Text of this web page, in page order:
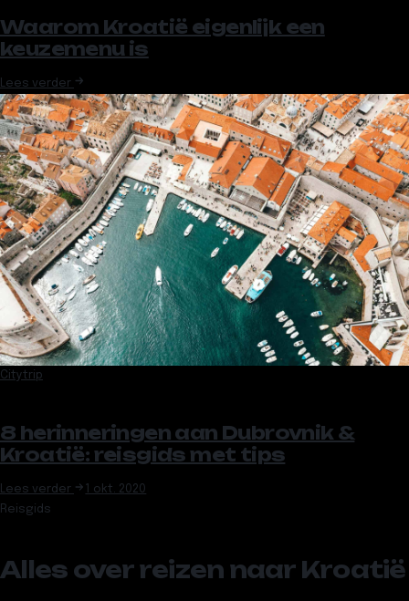
Waarom Kroatië eigenlijk een
keuzemenu is
Lees verder
Citytrip
8 herinneringen aan Dubrovnik &
Kroatië: reisgids met tips
Lees verder
1 okt. 2020
Reisgids
Alles over reizen naar Kroatië